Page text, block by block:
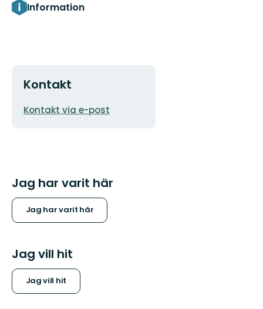
Information
Kontakt
E-
Kontakt via e-post
Jag har varit här
Jag har varit här
Jag vill hit
Jag vill hit